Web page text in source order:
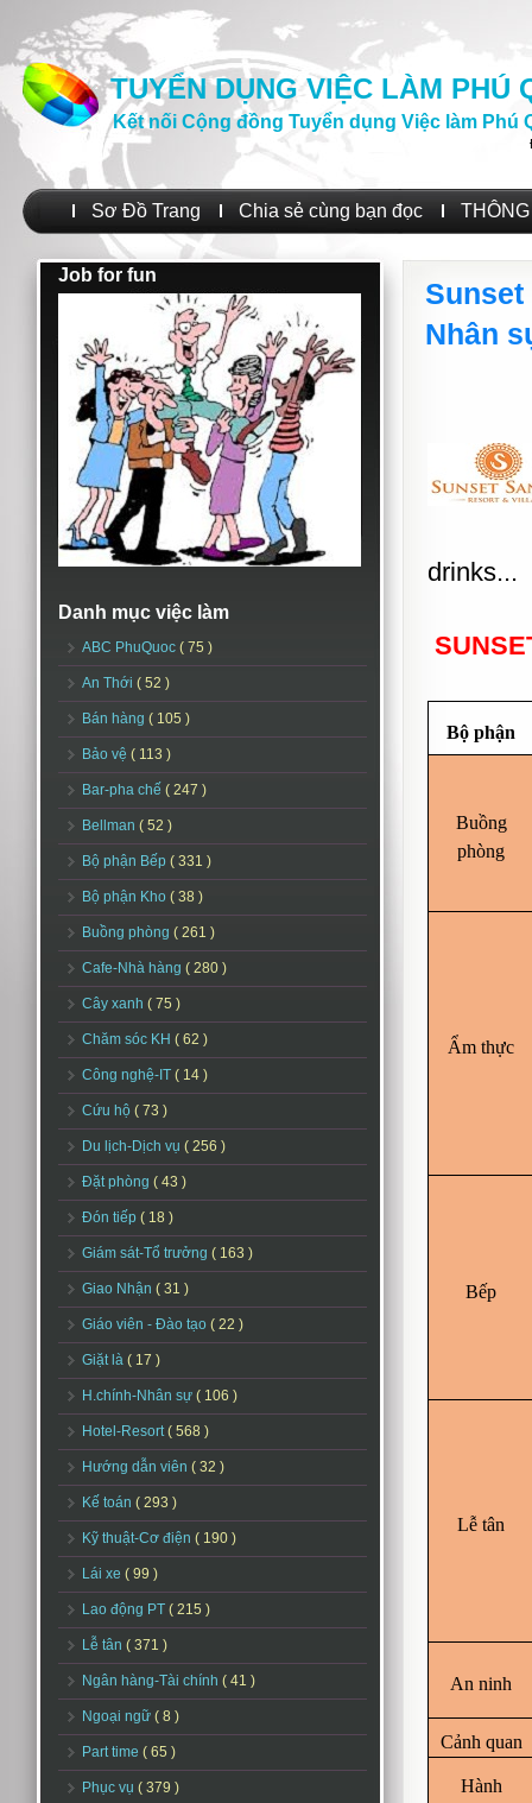
TUYỂN DỤNG VIỆC LÀM PHÚ
Kết nối Cộng đồng Tuyển dụng Việc làm Phú
Sơ Đồ Trang Chia sẻ cùng bạn đọc
Job for fun
Danh mục việc làm
ABC PhuQuoc ( 75 )
An Thới ( 52 )
Bán hàng ( 105 )
Bảo vệ ( 113 )
Bar-pha chế ( 247 )
Bellman ( 52 )
Bộ phận Bếp ( 331 )
Bộ phận Kho ( 38 )
Buồng phòng ( 261 )
Cafe-Nhà hàng ( 280 )
Cây xanh ( 75 )
Chăm sóc KH ( 62 )
Công nghệ-IT ( 14 )
Cứu hộ ( 73 )
Du lịch-Dịch vụ ( 256 )
Đặt phòng ( 43 )
Đón tiếp ( 18 )
Giám sát-Tổ trưởng ( 163 )
Giao Nhận ( 31 )
Giáo viên - Đào tạo ( 22 )
Giặt là ( 17 )
H.chính-Nhân sự ( 106 )
Hotel-Resort( 568 )
Hướng dẫn viên ( 32 )
Kế toán ( 293 )
Kỹ thuật-Cơ điện ( 190 )
Lái xe ( 99 )
Lao động PT ( 215 )
Lễ tân ( 371 )
Ngân hàng-Tài chính ( 41 )
Ngoại ngữ ( 8 )
Part time ( 65 )
Phục vụ ( 379 )
Sunset
Nhân
drinks...
Bộ phận
Buồng
phòng
Ẩm thực
Bếp
Lễ tân
An ninh
Cảnh quan
Hành